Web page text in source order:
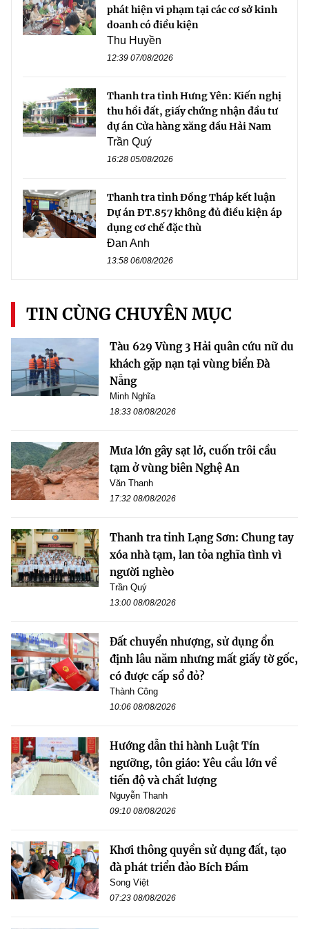
phát hiện vi phạm tại các cơ sở kinh
doanh có điều kiện
Thu Huyền
12:39 07/08/2026
Thanh tra tỉnh Hưng Yên: Kiến nghị
thu hồi đất, giấy chứng nhận đầu tư
dự án Cửa hàng xăng dầu Hải Nam
Trần Quý
16:28 05/08/2026
Thanh tra tỉnh Đồng Tháp kết luận
Dự án ĐT.857 không đủ điều kiện áp
dụng cơ chế đặc thù
Đan Anh
13:58 06/08/2026
TIN CÙNG CHUYÊN MỤC
Tàu 629 Vùng 3 Hải quân cứu nữ du
khách gặp nạn tại vùng biển Đà
Nẵng
Minh Nghĩa
18:33 08/08/2026
Mưa lớn gây sạt lở, cuốn trôi cầu
tạm ở vùng biên Nghệ An
Văn Thanh
17:32 08/08/2026
Thanh tra tỉnh Lạng Sơn: Chung tay
xóa nhà tạm, lan tỏa nghĩa tình vì
người nghèo
Trần Quý
13:00 08/08/2026
Đất chuyển nhượng, sử dụng ổn
định lâu năm nhưng mất giấy tờ gốc,
có được cấp sổ đỏ?
Thành Công
10:06 08/08/2026
Hướng dẫn thi hành Luật Tín
ngưỡng, tôn giáo: Yêu cầu lớn về
tiến độ và chất lượng
Nguyễn Thanh
09:10 08/08/2026
Khơi thông quyền sử dụng đất, tạo
đà phát triển đảo Bích Đầm
Song Việt
07:23 08/08/2026